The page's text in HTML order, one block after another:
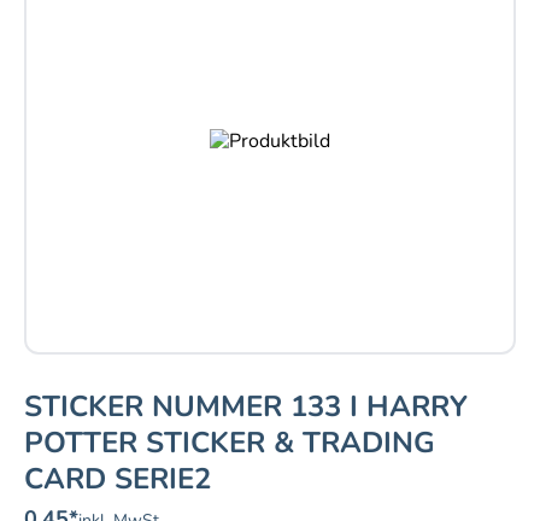
STICKER NUMMER 133 I HARRY
POTTER STICKER & TRADING
CARD SERIE2